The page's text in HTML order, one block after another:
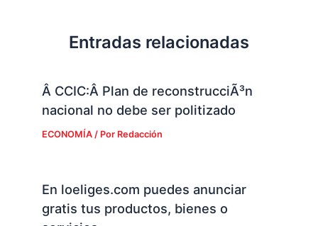
Entradas relacionadas
Â CCIC:Â Plan de reconstrucciÃ³n
nacional no debe ser politizado
ECONOMÍA/ Por Redacción
En loeliges.com puedes anunciar
gratis tus productos, bienes o